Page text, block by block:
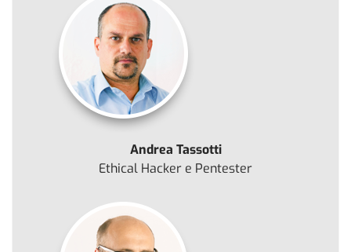
Andrea Tassotti
Ethical Hacker e Pentester